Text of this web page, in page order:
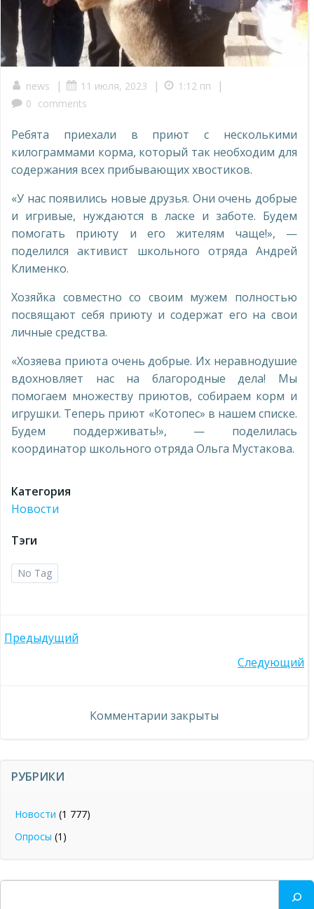
news | 11 июля, 2023 | 1:12 пп |
0 comments
Ребята приехали в приют с несколькими
килограммами корма, который так необходим для
содержания всех прибывающих хвостиков.
«У нас появились новые друзья. Они очень добрые
и игривые, нуждаются в ласке и заботе. Будем
помогать приюту и его жителям чаще!», —
поделился активист школьного отряда Андрей
Клименко.
Хозяйка совместно со своим мужем полностью
посвящают себя приюту и содержат его на свои
личные средства.
«Хозяева приюта очень добрые. Их неравнодушие
вдохновляет нас на благородные дела! Мы
помогаем множеству приютов, собираем корм и
игрушки. Теперь приют «Котопес» в нашем списке.
Будем поддерживать!», — поделилась
координатор школьного отряда Ольга Мустакова.
Категория
Новости
Тэги
No Tag
Навигация
записям
Предыдущий
Следующий
Комментарии закрыты
РУБРИКИ
Новости (1 777)
Опросы (1)
Поиск